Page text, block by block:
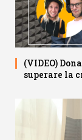
(VIDEO)
superare la